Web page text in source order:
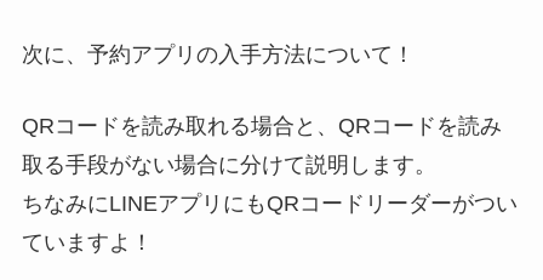
次に、予約アプリの入手方法について！
QRコードを読み取れる場合と、QRコードを読み
取る手段がない場合に分けて説明します。
ちなみにLINEアプリにもQRコードリーダーがつい
ていますよ！